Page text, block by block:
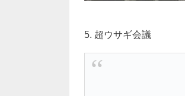
5. 超ウサギ会議